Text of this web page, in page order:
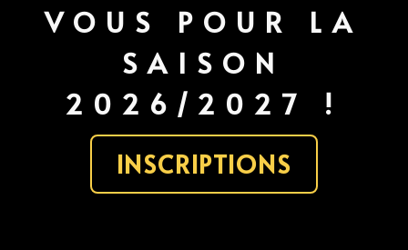
VOUS POUR LA
SAISON
2026/2027 !
INSCRIPTIONS